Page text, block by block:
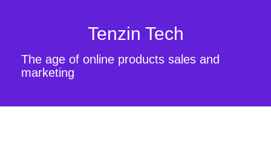
Tenzin Tech
The age of online products sales and
marketing